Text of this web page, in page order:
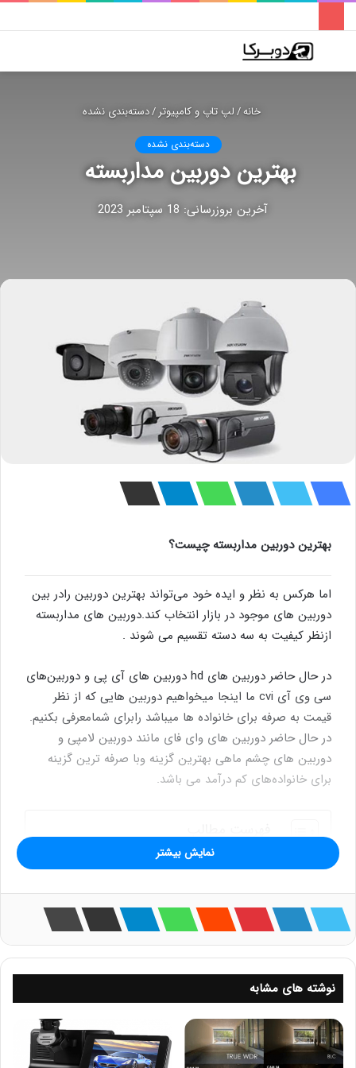
پوسته
فهرست
خانه/لپ تاپ و کامپیوتر/دسته‌بندی نشده
دسته‌بندی نشده
بهترین دوربین مداربسته
آخرین بروزرسانی: 18 سپتامبر 2023
بهترین دوربین مداربسته چیست؟
اما هرکس به نظر و ایده خود می‌تواند بهترین دوربین رادر بین
دوربین های موجود در بازار انتخاب کند.دوربین های مداربسته
ازنظر کیفیت به سه دسته تقسیم می شوند .
در حال حاضر دوربین های hd دوربین های آی پی و دوربین‌های
سی وی آی cvi ما اینجا میخواهیم دوربین هایی که از نظر
قیمت به صرفه برای خانواده ها میباشد رابرای شمامعرفی بکنیم.
در حال حاضر دوربین های وای فای مانند دوربین لامپی و
دوربین های چشم ماهی بهترین گزینه وبا صرفه ترین گزینه
برای خانواده‌های کم درآمد می باشد.
دوربین های وای فای مثلاً دوربین لامپی چشم ماهی از نظر
کیفیت در حد مطلوب می‌باشد. و کیفیت این دوربین ها ۲ مگا
دوربین لامپی چگونه فعال میشود؟
با پلی کردن تصویر دوربین لامپی ما و تصویر در نرم افزار دیده
خواهد شد .
دوربین های وای فای مثلاً دوربین لامپی چشم ماهی از
نظر کیفیت در حد مطلوب می‌باشد. و کیفیت این دوربین
دوربین لامپی یک خصوصیت مهمی دارد. و آن امکان اعلام
سرقت و عبور هر شخصی را در آن ماهیت به دارنده دوربین
نمایش بیشتر
نوشته های مشابه